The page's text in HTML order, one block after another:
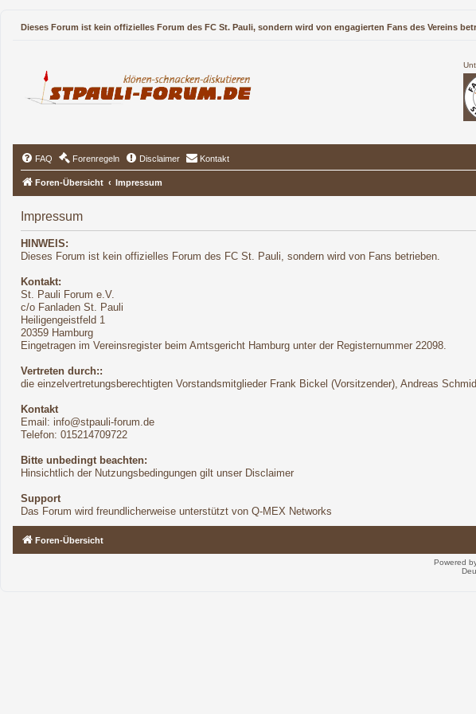
Dieses Forum ist kein offizielles Forum des FC St. Pauli, sondern wird von engagierten Fans des Vereins
FAQ Forenregeln Disclaimer Kontakt
Foren-Übersicht Impressum
Impressum
HINWEIS:
Dieses Forum ist kein offizielles Forum des FC St. Pauli, sondern wird von Fans betrieben.
Kontakt:
St. Pauli Forum e.V.
c/o Fanladen St. Pauli
Heiligengeistfeld 1
20359 Hamburg
Eingetragen im Vereinsregister beim Amtsgericht Hamburg unter der Registernummer 22098.
Vertreten durch::
die einzelvertretungsberechtigten Vorstandsmitglieder Frank Bickel (Vorsitzender), Andreas
Kontakt
Email: info@stpauli-forum.de
Telefon: 015214709722
Bitte unbedingt beachten:
Hinsichtlich der Nutzungsbedingungen gilt unser Disclaimer
Support
Das Forum wird freundlicherweise unterstützt von Q-MEX Networks
Foren-Übersicht
Powered